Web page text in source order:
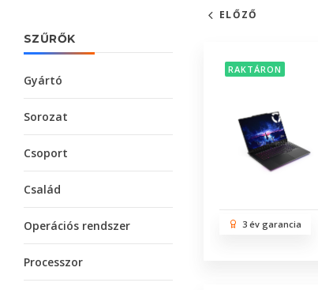
SZŰRŐK
Gyártó
Sorozat
Csoport
Család
Operációs rendszer
Processzor
ELŐZŐ
RAKTÁRON
3 év garancia